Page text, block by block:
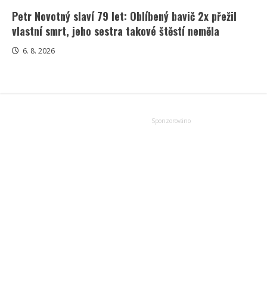
Petr Novotný slaví 79 let: Oblíbený bavič 2x přežil
vlastní smrt, jeho sestra takové štěstí neměla
6. 8. 2026